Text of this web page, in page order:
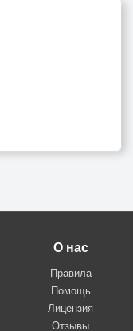
О нас
Правила
Помощь
Лицензия
Отзывы